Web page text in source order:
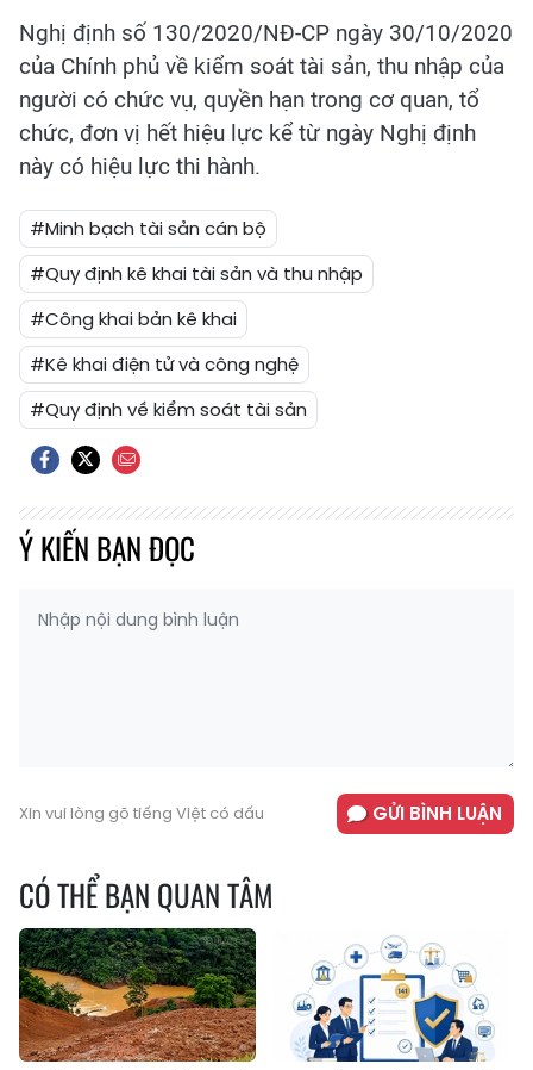
Nghị định số 130/2020/NĐ-CP ngày 30/10/2020
của Chính phủ về kiểm soát tài sản, thu nhập của
người có chức vụ, quyền hạn trong cơ quan, tổ
chức, đơn vị hết hiệu lực kể từ ngày Nghị định
này có hiệu lực thi hành.
#Minh bạch tài sản cán bộ
#Quy định kê khai tài sản và thu nhập
#Công khai bản kê khai
#Kê khai điện tử và công nghệ
#Quy định về kiểm soát tài sản
Ý KIẾN BẠN ĐỌC
Xin vui lòng gõ tiếng Việt có dấu GỬI BÌNH LUẬN
CÓ THỂ BẠN QUAN TÂM